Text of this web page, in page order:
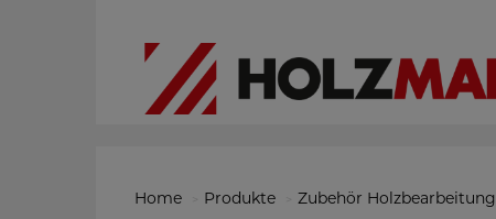
Home Produkte Zubehör Holzbearbeitung